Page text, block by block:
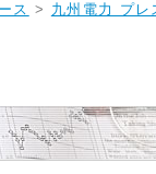
ス > 九州電力 プレ